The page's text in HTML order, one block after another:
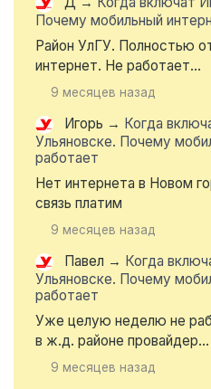
Почему мобильный
Район УлГУ. Полностью
интернет. Не работает...
9 месяцев назад
Игорь → Когда
Ульяновске. Почему
работает
Нет интернета в Новом
связь платим
9 месяцев назад
Павел → Когда
Ульяновске. Почему
работает
Уже целую неделю не
в ж.д. районе провайдер...
9 месяцев назад